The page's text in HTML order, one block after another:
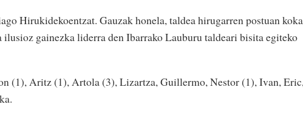
Hirukidekoentzat. Gauzak honela, taldea hirugarren postuan
ilusioz gainezka liderra den Ibarrako Lauburu taldeari bisita egiteko
(1), Aritz (1), Artola (3), Lizartza, Guillermo, Nestor (1), Ivan,